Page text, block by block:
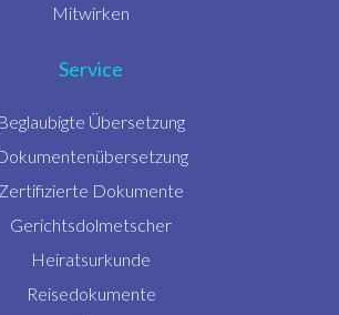
Mitwirken
Service
Beglaubigte Übersetzung
Zertifizierte Dokumente
Gerichtsdolmetscher
Heiratsurkunde
Reisedokumente